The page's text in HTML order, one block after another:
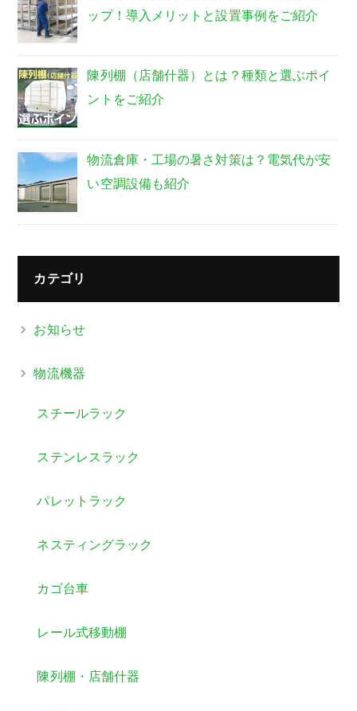
ップ！導入メリットと設置事例をご紹介
陳列棚（店舗什器）とは？種類と選ぶポイ
ントをご紹介
物流倉庫・工場の暑さ対策は？電気代が安
い空調設備も紹介
カテゴリ
お知らせ
物流機器
スチールラック
ステンレスラック
パレットラック
ネスティングラック
カゴ台車
レール式移動棚
陳列棚・店舗什器